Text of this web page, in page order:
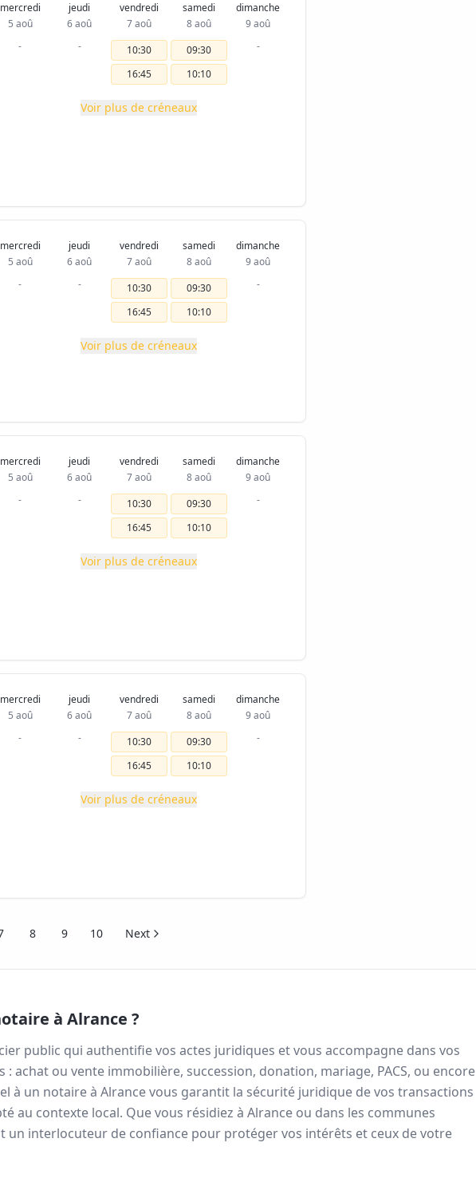
mercredi
5 aoû
-
jeudi
6 aoû
-
vendredi
7 aoû
10:30
16:45
samedi
8 aoû
09:30
10:10
dimanche
9 aoû
-
Voir plus de créneaux
mercredi
5 aoû
-
jeudi
6 aoû
-
vendredi
7 aoû
10:30
16:45
samedi
8 aoû
09:30
10:10
dimanche
9 aoû
-
Voir plus de créneaux
mercredi
5 aoû
-
jeudi
6 aoû
-
vendredi
7 aoû
10:30
16:45
samedi
8 aoû
09:30
10:10
dimanche
9 aoû
-
Voir plus de créneaux
mercredi
5 aoû
-
jeudi
6 aoû
-
vendredi
7 aoû
10:30
16:45
samedi
8 aoû
09:30
10:10
dimanche
9 aoû
-
Voir plus de créneaux
8 9 10 Next
à Alrance ?
public qui authentifie vos actes juridiques et vous accompagne dans vos
achat ou vente immobilière, succession, donation, mariage, PACS, ou encore
à un notaire à Alrancevous garantit la sécurité juridique de vos transactions
au contexte local. Que vous résidiez à Alrance ou dans les communes
un interlocuteur de confiance pour protéger vos intérêts et ceux de votre